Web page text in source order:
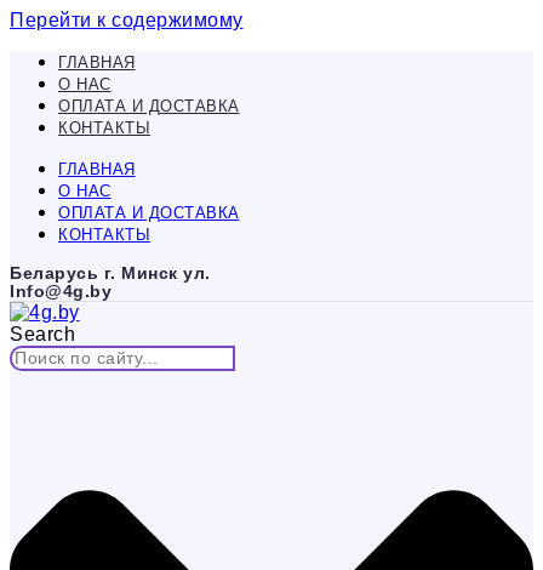
Перейти к содержимому
ГЛАВНАЯ
О НАС
ОПЛАТА И ДОСТАВКА
КОНТАКТЫ
ГЛАВНАЯ
О НАС
ОПЛАТА И ДОСТАВКА
КОНТАКТЫ
Беларусь г. Минск ул.
Info@4g.by
Search